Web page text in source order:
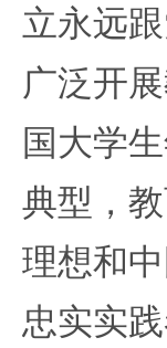
立永远
广泛开
国大学
典型，
理想和
忠实实践